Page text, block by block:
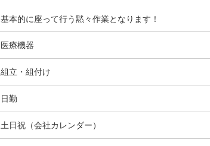
基本的に座って行う黙々作業となります！
医療機器
組立・組付け
日勤
土日祝（会社カレンダー）